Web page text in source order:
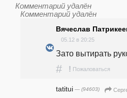
Комментарий удалён
Комментарий удалён
Вячеслав
05.12 в 20:25
Зато вытирать
# ! Пожаловаться
tatitui — (94603)